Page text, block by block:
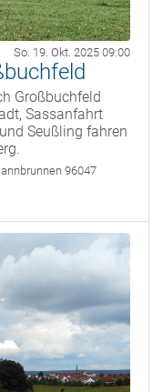
So. 19. Okt. 2025 09:00
Großbuchfeld
Sassanfahrt
Seußling fahren
96047